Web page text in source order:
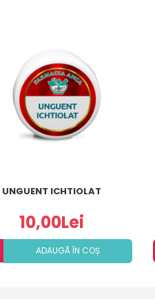
UNGUENT ICHTIOLAT
10,00Lei
ADAUGÃ ÎN COȘ